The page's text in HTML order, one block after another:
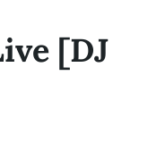
[DJ